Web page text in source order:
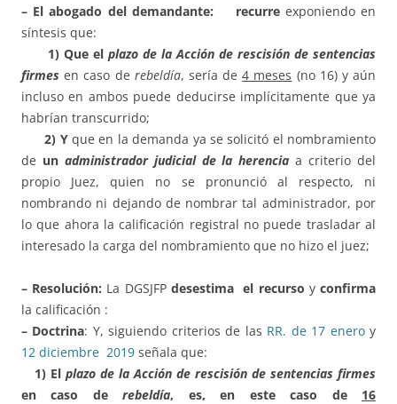
– El abogado del demandante: recurre exponiendo en
síntesis que:
1) Que el plazo de la Acción de rescisión de sentencias
firmes en caso de rebeldía, sería de4 meses (no 16) y aún
incluso en ambos puede deducirse implícitamente que ya
habrían transcurrido;
2) Y que en la demanda ya se solicitó el nombramiento
de un administrador judicial de la herencia a criterio del
propio Juez, quien no se pronunció al respecto, ni
nombrando ni dejando de nombrar tal administrador, por
lo que ahora la calificación registral no puede trasladar al
interesado la carga del nombramiento que no hizo el juez;
– Resolución: La DGSJFP desestima el recurso yconfirma
la calificación :
– Doctrina: Y, siguiendo criterios de las RR. de 17 eneroy
12 diciembre 2019 señala que:
1) El plazo de la Acción de rescisión de sentencias firmes
en caso derebeldía, es, en este caso de 16